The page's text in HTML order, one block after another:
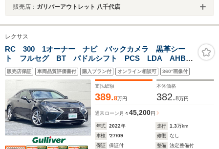
販売店： ガリバーアウトレット 八千代店
レクサス
RC 300 1オーナー ナビ バックカメラ 黒革シー
ト フルセグ BT パドルシフト PCS LDA AHB
BSM ETC クルコン パワーシート シートヒータ
ー ドラレコ USB AUX LEDオートライト
販売店保証 車両品質評価書付 購入プラン付 オンライン相談可 360°画像付
支払総額
389.8万円
本体価格
382.8万円
通常ローン 月々45,200円
年式 2022年 走行 1.3万km
車検
'27/09 修復
なし
保証
保証付 整備
法定整備付